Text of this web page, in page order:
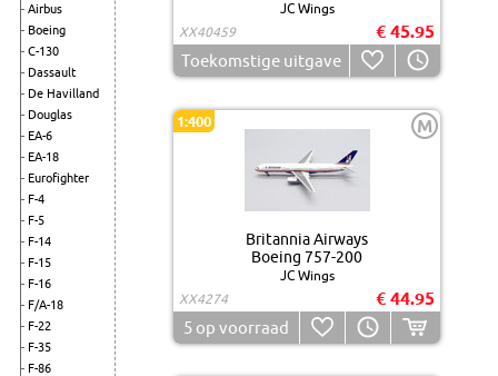
Airbus
Boeing
C-130
Dassault
De Havilland
Douglas
EA-6
EA-18
Eurofighter
F-4
F-5
F-14
F-15
F-16
F/A-18
F-22
F-35
F-86
JC Wings
XX40459
€ 45.95
Toekomstige uitgave
1:400 M
Britannia Airways
Boeing 757-200
JC Wings
XX4274
€ 44.95
5 op voorraad